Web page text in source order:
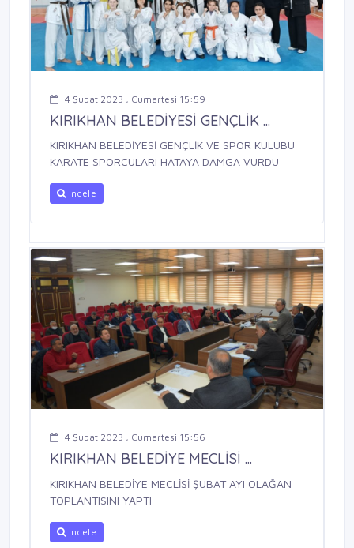
4 Şubat 2023 , Cumartesi 15:59
KIRIKHAN BELEDİYESİ GENÇLİK ...
KIRIKHAN BELEDİYESİ GENÇLİK VE SPOR KULÜBÜ
KARATE SPORCULARI HATAYA DAMGA VURDU
İncele
4 Şubat 2023 , Cumartesi 15:56
KIRIKHAN BELEDİYE MECLİSİ ...
KIRIKHAN BELEDİYE MECLİSİ ŞUBAT AYI OLAĞAN
TOPLANTISINI YAPTI
İncele